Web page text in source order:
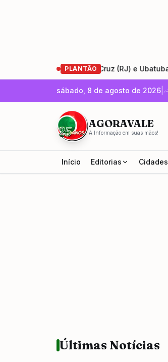
PLANTÃO
entre Santa Cruz (RJ) e Ubatuba (SP)
sábado, 8 de agosto de 2026
AGORAVALE
A Informação em suas mãos!
Início Editorias Cidades
Últimas Notícias